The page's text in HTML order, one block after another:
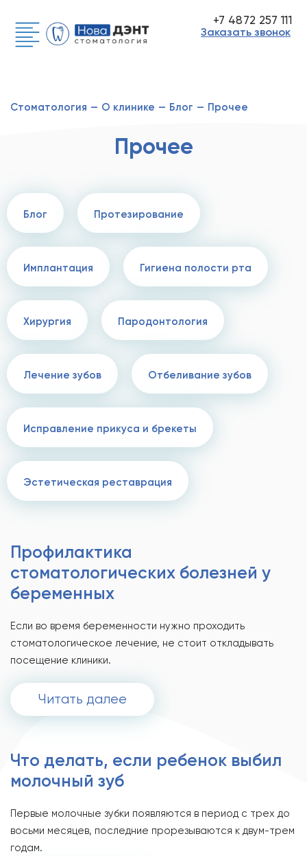
+7 4872 257 111
Заказать звонок
Стоматология — О клинике — Блог — Прочее
Прочее
Блог Протезирование
Имплантация Гигиена полости рта
Хирургия Пародонтология
Лечение зубов Отбеливание зубов
Исправление прикуса и брекеты
Эстетическая реставрация
Профилактика
стоматологических болезней у
беременных
Если во время беременности нужно проходить
стоматологическое лечение, не стоит откладывать
посещение клиники.
Читать далее
Что делать, если ребенок выбил
молочный зуб
Первые молочные зубки появляются в период с трех до
восьми месяцев, последние прорезываются к двум-трем
годам.